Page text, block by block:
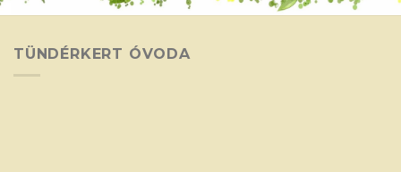
TÜNDÉRKERT ÓVODA